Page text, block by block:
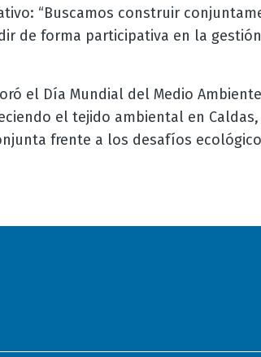
“Buscamos construir
de forma participativa en la
el Día Mundial del Medio
el tejido ambiental en
frente a los desafíos